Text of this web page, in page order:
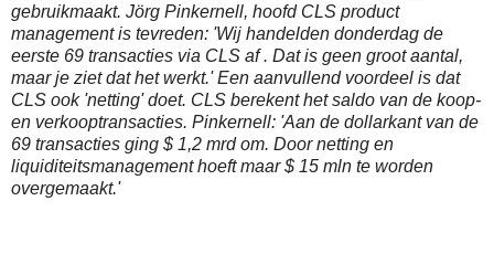
gebruikmaakt. Jörg Pinkernell, hoofd CLS product
management is tevreden: 'Wij handelden donderdag de
eerste 69 transacties via CLS af . Dat is geen groot aantal,
maar je ziet dat het werkt.' Een aanvullend voordeel is dat
CLS ook 'netting' doet. CLS berekent het saldo van de koop-
en verkooptransacties. Pinkernell: 'Aan de dollarkant van de
69 transacties ging $ 1,2 mrd om. Door netting en
liquiditeitsmanagement hoeft maar $ 15 mln te worden
overgemaakt.'